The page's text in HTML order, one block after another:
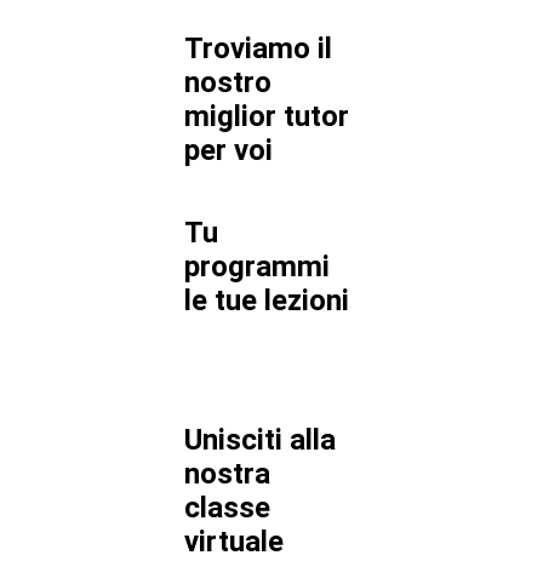
Troviamo il
nostro
miglior tutor
per voi
Tu
programmi
le tue lezioni
Unisciti alla
nostra
classe
virtuale